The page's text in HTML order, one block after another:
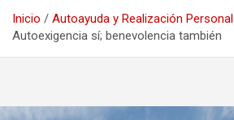
Inicio
Autoayuda y Realización Personal
Autoexigencia sí; benevolencia también